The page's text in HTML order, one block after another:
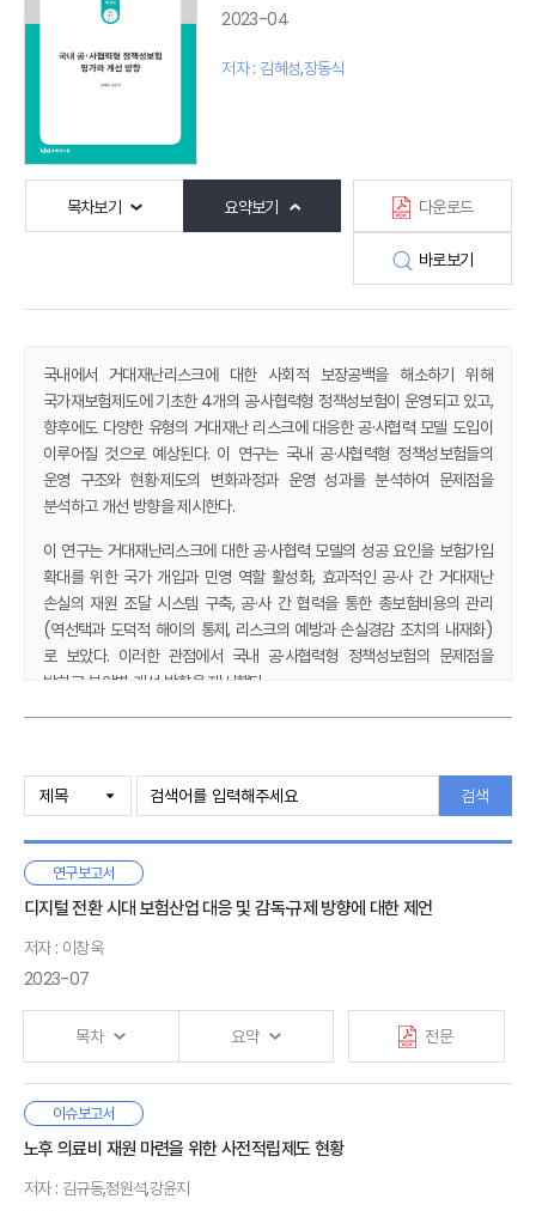
2023-04
저자 : 김혜성,장동식
목차보기 요약보기 다운로드
바로보기
국내에서 거대재난리스크에 대한 사회적 보장공백을 해소하기 위해
국가재보험제도에 기초한 4개의 공·사협력형 정책성보험이 운영되고 있고,
향후에도 다양한 유형의 거대재난 리스크에 대응한 공·사협력 모델 도입이
이루어질 것으로 예상된다. 이 연구는 국내 공·사협력형 정책성보험들의
운영 구조와 현황·제도의 변화과정과 운영 성과를 분석하여 문제점을
분석하고 개선 방향을 제시한다.
이 연구는 거대재난리스크에 대한 공·사협력 모델의 성공 요인을 보험가입
확대를 위한 국가 개입과 민영 역할 활성화, 효과적인 공·사 간 거대재난
손실의 재원 조달 시스템 구축, 공·사 간 협력을 통한 총보험비용의 관리
(역선택과 도덕적 해이의 통제, 리스크의 예방과 손실경감 조치의 내재화)
로 보았다. 이러한 관점에서 국내 공·사협력형 정책성보험의 문제점을
밝히고 분야별 개선 방향을 제시했다.
참여를 제약하는 요인을 리스크조정수익, 원보험 정책 및 재보험 정책의
변동성 측면에서 조명했다.
또한, 이 연구는 초과손해율방식에서 손익분담방식으로 변화 추세를
보이고 있는 국가재보험제도 변경의 효과와 성격을 분석하였다. 정부의
손익분담방식 도입은 국가 재정 부담의 절감 또는 확충에 초점을 맞추고
환경에서 국가 부담을 증가시키며, 나아가 공·사협력 모델을 국가 중심
모델로 전환하는 효과를 낳을 것으로 우려된다.
공·사협력 모델이 성공적으로 운영되기 위해서는 민영 보험산업이 보험
판매와 리스크예방 및 경감 측면의 전문성을 활용하고 충분한 리스크
보유에 참여할 수 있도록 해야 한다. 이를 위해 정부는 원보험 및 재보험
정책을 통해 민간 자본에 적정한 리스크조정수익을 확률적으로 보장할 수
있도록 제도를 설계하고 일관되게 운영할 필요가 있다.
1. 연구배경
2. 선행 연구
3. 연구 방법 및 구성
Ⅱ. 국내 공·사협력형 정책성보험 현황
2. 국내 공·사협력형 정책성보험 구조
3. 국내 공·사협력형 정책성보험 실적
Ⅲ. 공·사협력 모델의 구조와 성공 요인
2. 공·사협력 모델의 성공 요인
Ⅳ. 국내 공·사협력 모델의 평가와 개선 방향
1. 공·사협력 모델 주요 구성 요소별 평가
검색
연구보고서
디지털 전환 시대 보험산업 대응 및 감독·규제 방향에 대한 제언
저자 : 이창욱
2023-07
목차 요약 전문
최근 보험연구원의 설문조사에 의하면, 보험회사 CEO들은
급격한 경제환경 변화와 함께 IFRS17 및 K-ICS 등 시가평가
중요성을 가장 강조하고 있다.
Ⅰ. 서론
1. 연구 배경
2. 연구 방법 및 구성
이슈보고서
노후 의료비 재원 마련을 위한 사전적립제도 현황
저자 : 김규동,정원석,강윤지